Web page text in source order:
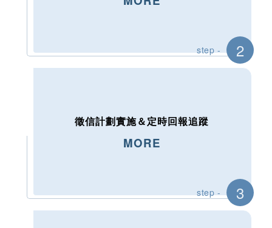
step - 2
step - 3
徵信計劃實施＆定時回報追蹤
MORE